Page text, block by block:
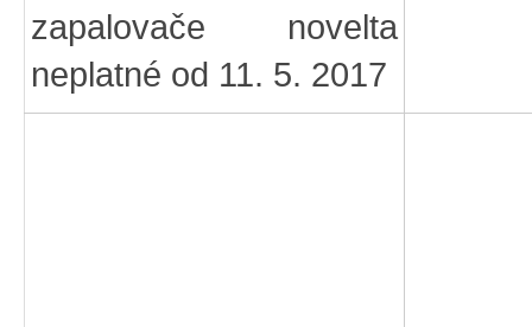
zapalovače novelta
neplatné od 11. 5. 2017